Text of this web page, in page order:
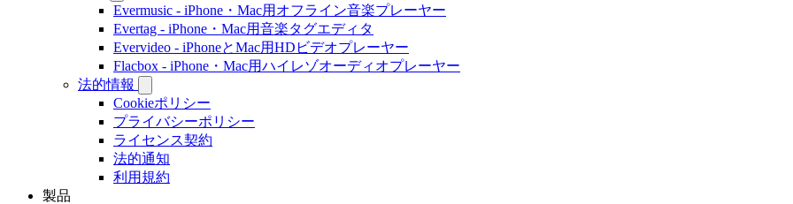
Evermusic - iPhone・Mac用オフライン音楽プレーヤー
Evertag - iPhone・Mac用音楽タグエディタ
Evervideo - iPhoneとMac用HDビデオプレーヤー
Flacbox - iPhone・Mac用ハイレゾオーディオプレーヤー
法的情報
Cookieポリシー
プライバシーポリシー
ライセンス契約
法的通知
利用規約
製品